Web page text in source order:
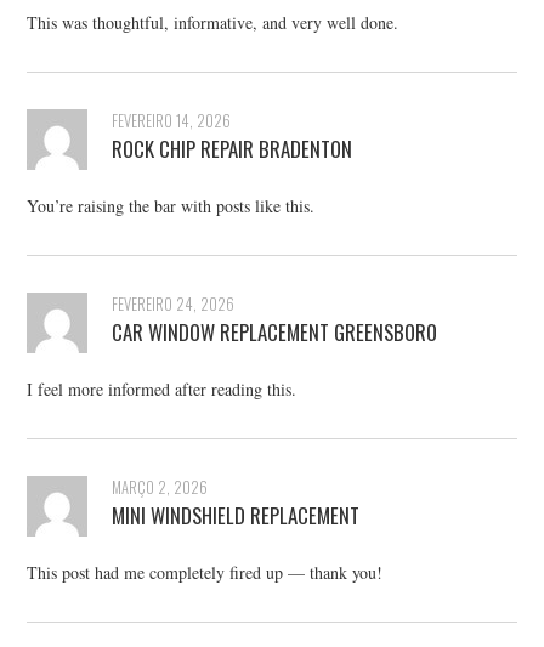
This was thoughtful, informative, and very well done.
FEVEREIRO 14, 2026
ROCK CHIP REPAIR BRADENTON
You’re raising the bar with posts like this.
FEVEREIRO 24, 2026
CAR WINDOW REPLACEMENT GREENSBORO
I feel more informed after reading this.
MARÇO 2, 2026
MINI WINDSHIELD REPLACEMENT
This post had me completely fired up — thank you!